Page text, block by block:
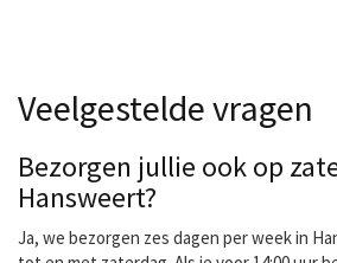
Veelgestelde vragen
Bezorgen jullie ook op
Hansweert?
Ja, we bezorgen zes dagen per week in